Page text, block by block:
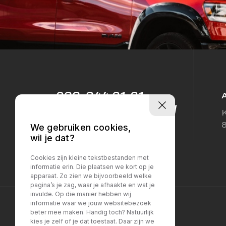
038-344 61 61
info@sellesautos.nl
We gebruiken cookies,
wil je dat?
Cookies zijn kleine tekstbestanden met
informatie erin. Die plaatsen we kort op je
apparaat. Zo zien we bijvoorbeeld welke
pagina’s je zag, waar je afhaakte en wat je
invulde. Op die manier hebben wij
informatie waar we jouw websitebezoek
beter mee maken. Handig toch? Natuurlijk
kies je zelf of je dat toestaat. Daar zijn we